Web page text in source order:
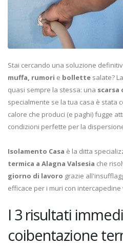
Stai cercando una soluzione
muffa, rumori e bollette salate?
quasi sempre la stessa: una scarsa
specialmente se la tua casa è stata
calore che produci (e paghi) fugge
condizioni perfette per la
Isolamento Casa è la ditta
termica a Alagna Valsesia che
giorno di lavoro grazie
efficace per i muri con intercapedine
I 3 risultati
coibentazione